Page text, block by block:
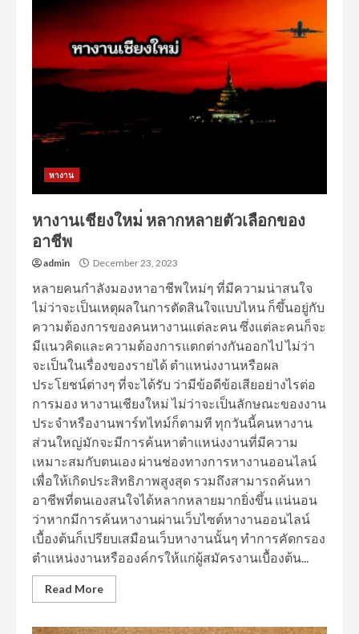
หางาน
หางานเชียงใหม่ หลากหลายตัวเลือกของ
อาชีพ
admin December 23, 2023
หลายคนกำลังมองหาอาชีพใหม่ๆ ที่มีความน่าสนใจ
ไม่ว่าจะเป็นเหตุผลในการตัดสินใจแบบไหน ก็ขึ้นอยู่กับ
ความต้องการของคนหางานแต่ละคน ซึ่งแต่ละคนก็จะ
มีแนวคิดและความต้องการแตกต่างกันออกไป ไม่ว่า
จะเป็นในเรื่องของรายได้ ตำแหน่งงานหรือผล
ประโยชน์ต่างๆ ที่จะได้รับ ว่ามีข้อดีข้อเสียอย่างไรต่อ
การมอง หางานเชียงใหม่ ไม่ว่าจะเป็นลักษณะของงาน
ประจำหรืองานพาร์ทไทม์ก็ตามที ทุกวันนี้คนหางาน
ส่วนใหญ่มักจะมีการค้นหาตำแหน่งงานที่มีความ
เหมาะสมกับตนเอง ผ่านช่องทางการหางานออนไลน์
เพื่อให้เกิดประสิทธิภาพสูงสุด รวมถึงสามารถค้นหา
อาชีพที่ตนเองสนใจได้หลากหลายมากยิ่งขึ้น แน่นอน
ว่าหากมีการค้นหางานผ่านเว็บไซต์หางานออนไลน์
เบื้องต้นก็เปรียบเสมือนเว็บหางานนั้นๆ ทำการคัดกรอง
ตำแหน่งงานหรือองค์กรให้แก่ผู้สมัครงานเบื้องต้น...
Read More